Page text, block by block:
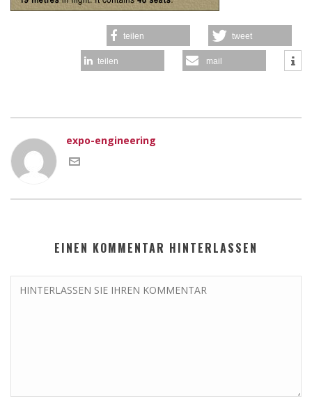
teilen tweet
teilen mail
expo-engineering
EINEN KOMMENTAR HINTERLASSEN